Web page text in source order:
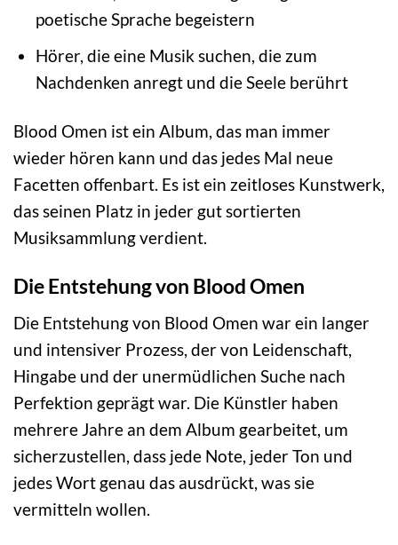
poetische Sprache begeistern
Hörer, die eine Musik suchen, die zum
Nachdenken anregt und die Seele berührt
Blood Omen ist ein Album, das man immer
wieder hören kann und das jedes Mal neue
Facetten offenbart. Es ist ein zeitloses Kunstwerk,
das seinen Platz in jeder gut sortierten
Musiksammlung verdient.
Die Entstehung von Blood Omen
Die Entstehung von Blood Omen war ein langer
und intensiver Prozess, der von Leidenschaft,
Hingabe und der unermüdlichen Suche nach
Perfektion geprägt war. Die Künstler haben
mehrere Jahre an dem Album gearbeitet, um
sicherzustellen, dass jede Note, jeder Ton und
jedes Wort genau das ausdrückt, was sie
vermitteln wollen.